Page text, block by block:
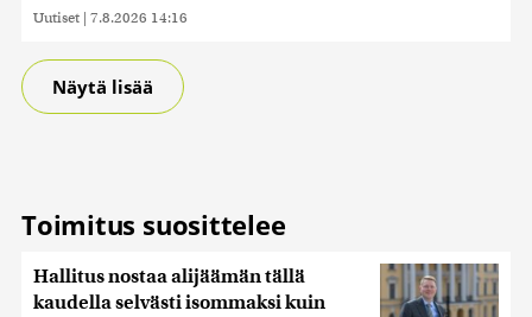
Uutiset | 7.8.2026 14:16
Näytä lisää
Toimitus suosittelee
Hallitus nostaa alijäämän tällä
kaudella selvästi isommaksi kuin